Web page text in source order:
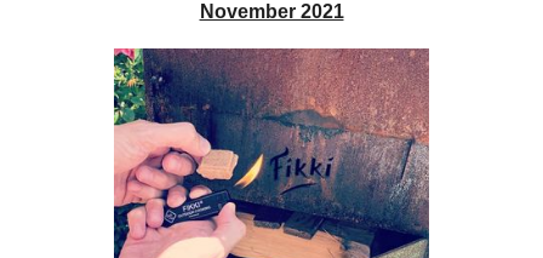
November 2021